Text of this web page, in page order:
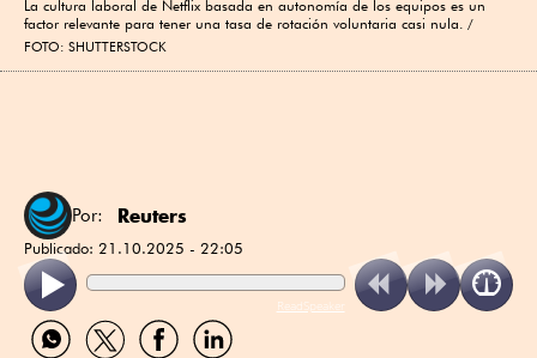
La cultura laboral de Netflix basada en autonomía de los equipos es un
factor relevante para tener una tasa de rotación voluntaria casi nula.
FOTO: SHUTTERSTOCK
Por: Reuters
Publicado: 21.10.2025 - 22:05
ReadSpeaker
Compartir
por
Compartir
por
Compartir
por
Compartir
por